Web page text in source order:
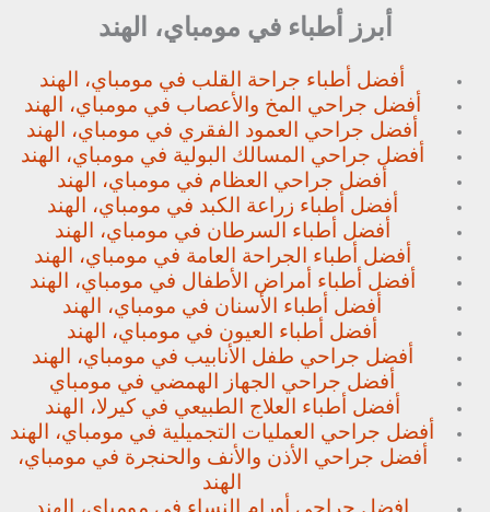
أبرز أطباء في مومباي، الهند
أفضل أطباء جراحة القلب في مومباي، الهند
أفضل جراحي المخ والأعصاب في مومباي، الهند
أفضل جراحي العمود الفقري في مومباي، الهند
أفضل جراحي المسالك البولية في مومباي، الهند
أفضل جراحي العظام في مومباي، الهند
أفضل أطباء زراعة الكبد في مومباي، الهند
أفضل أطباء السرطان في مومباي، الهند
أفضل أطباء الجراحة العامة في مومباي، الهند
أفضل أطباء أمراض الأطفال في مومباي، الهند
أفضل أطباء الأسنان في مومباي، الهند
أفضل أطباء العيون في مومباي، الهند
أفضل جراحي طفل الأنابيب في مومباي، الهند
أفضل جراحي الجهاز الهمضي في مومباي
أفضل أطباء العلاج الطبيعي في كيرلا، الهند
أفضل جراحي العمليات التجميلية في مومباي، الهند
أفضل جراحي الأذن والأنف والحنجرة في مومباي،
الهند